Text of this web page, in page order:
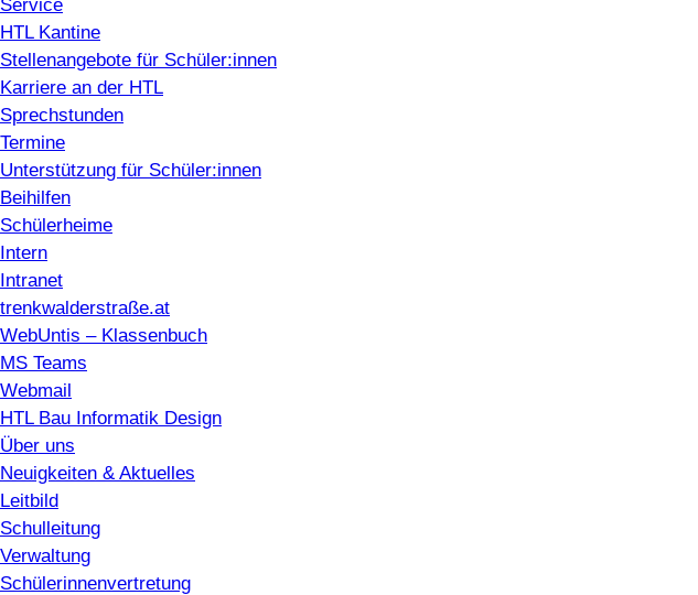
Service
HTL Kantine
Stellenangebote für Schüler:innen
Karriere an der HTL
Sprechstunden
Termine
Unterstützung für Schüler:innen
Beihilfen
Schülerheime
Intern
Intranet
trenkwalderstraße.at
WebUntis – Klassenbuch
MS Teams
Webmail
HTL Bau Informatik Design
Über uns
Neuigkeiten & Aktuelles
Leitbild
Schulleitung
Verwaltung
Schülerinnenvertretung